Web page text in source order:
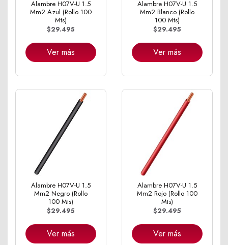
Alambre H07V-U 1.5
Mm2 Azul (Rollo 100
Mts)
$29.495
Ver más
Alambre H07V-U 1.5
Mm2 Blanco (Rollo
100 Mts)
$29.495
Ver más
Alambre H07V-U 1.5
Mm2 Negro (Rollo
100 Mts)
$29.495
Ver más
Alambre H07V-U 1.5
Mm2 Rojo (Rollo 100
Mts)
$29.495
Ver más